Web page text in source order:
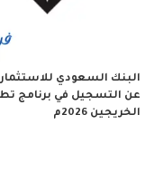
البنك السعودي
عن التسجيل في برنامج
الخريجين 2026م